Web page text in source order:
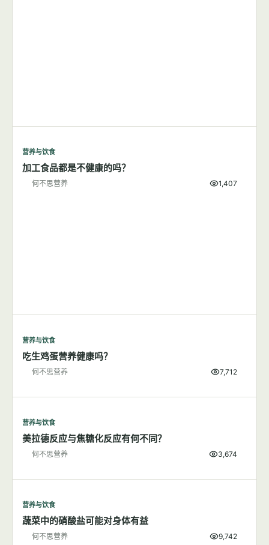
营养与饮食
加工食品都是不健康的吗？
何不思营养 1,407
营养与饮食
吃生鸡蛋营养健康吗？
何不思营养 7,712
营养与饮食
美拉德反应与焦糖化反应有何不同？
何不思营养 3,674
营养与饮食
蔬菜中的硝酸盐可能对身体有益
何不思营养 9,742